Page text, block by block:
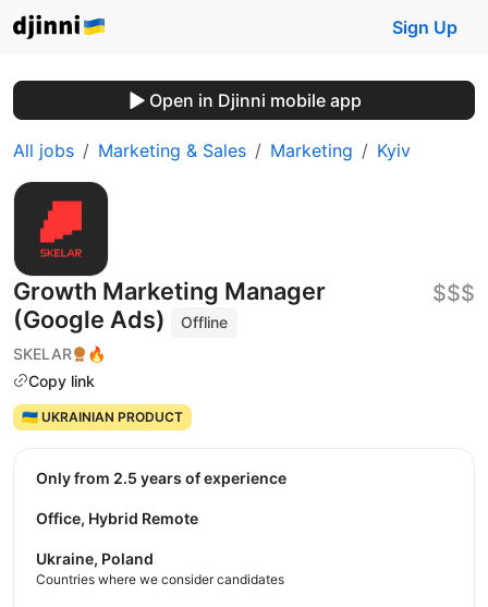
Sign Up
Open in Djinni mobile app
All jobs Marketing & Sales Marketing Kyiv
Growth Marketing Manager
(Google Ads)
Offline
SKELAR
🔥
Copy link
$$$
🇺🇦 UKRAINIAN PRODUCT
Only from 2.5 years of experience
Office, Hybrid Remote
Ukraine, Poland
Countries where we consider candidates